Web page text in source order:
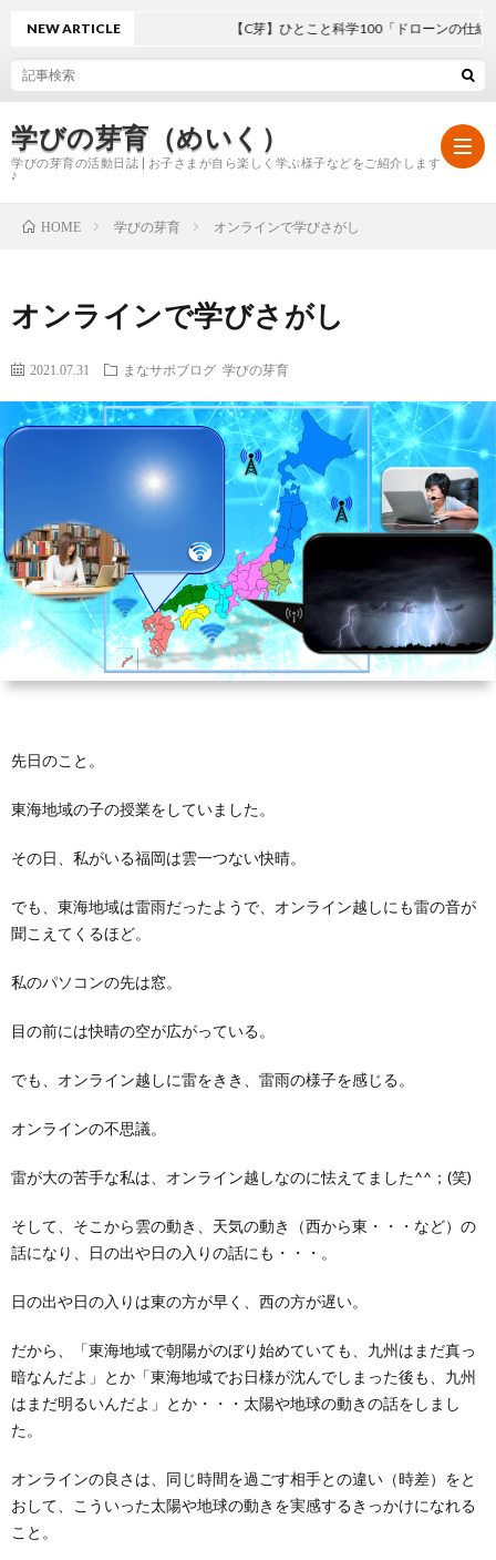
学びの芽育（めいく）
学びの芽育の活動日誌 | お子さまが自ら楽しく学ぶ様子などをご紹介します
♪
の
芽
は？
NEW ARTICLE 【C芽】ひとこと科学100「ドローンの仕組み」
HOME 学びの芽育 オンラインで学びさがし
オンラインで学びさがし
2021.07.31 まなサポブログ 学びの芽育
先日のこと。
東海地域の子の授業をしていました。
その日、私がいる福岡は雲一つない快晴。
でも、東海地域は雷雨だったようで、オンライン越しにも雷の音が
聞こえてくるほど。
私のパソコンの先は窓。
目の前には快晴の空が広がっている。
でも、オンライン越しに雷をきき、雷雨の様子を感じる。
オンラインの不思議。
雷が大の苦手な私は、オンライン越しなのに怯えてました^^；(笑)
そして、そこから雲の動き、天気の動き（西から東・・・など）の
話になり、日の出や日の入りの話にも・・・。
日の出や日の入りは東の方が早く、西の方が遅い。
だから、「東海地域で朝陽がのぼり始めていても、九州はまだ真っ
暗なんだよ」とか「東海地域でお日様が沈んでしまった後も、九州
はまだ明るいんだよ」とか・・・太陽や地球の動きの話をしまし
た。
オンラインの良さは、同じ時間を過ごす相手との違い（時差）をと
おして、こういった太陽や地球の動きを実感するきっかけになれる
こと。